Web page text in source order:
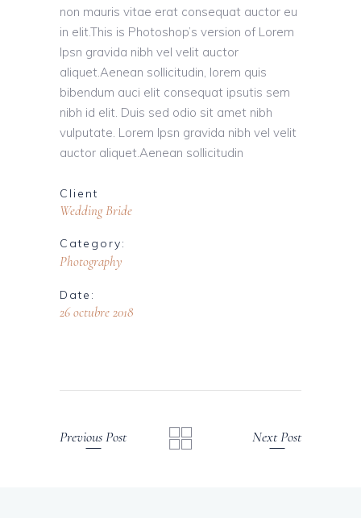
non mauris vitae erat consequat auctor eu
in elit.This is Photoshop’s version of Lorem
Ipsn gravida nibh vel velit auctor
aliquet.Aenean sollicitudin, lorem quis
bibendum auci elit consequat ipsutis sem
nibh id elit. Duis sed odio sit amet nibh
vulputate. Lorem Ipsn gravida nibh vel velit
auctor aliquet.Aenean sollicitudin
Client
Wedding Bride
Category:
Photography
Date:
26 octubre 2018
Previous Post Next Post